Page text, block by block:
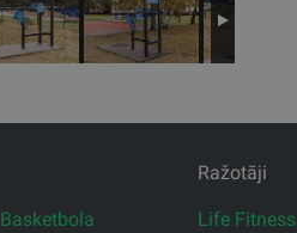
Basketbola
Ražotāji
Life Fitness